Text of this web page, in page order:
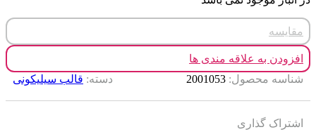
مقایسه
افزودن به علاقه مندی ها
شناسه محصول: 2001053 دسته: قالب سیلیکونی
اشتراک گذاری